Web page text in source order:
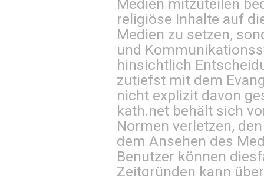
Medien mitzuteilen
religiöse Inhalte auf
Medien zu setzen,
und
hinsichtlich
zutiefst mit dem
nicht explizit davon
kath.net behält sich
Normen verletzen,
dem Ansehen des
Benutzer können
Zeitgründen kann